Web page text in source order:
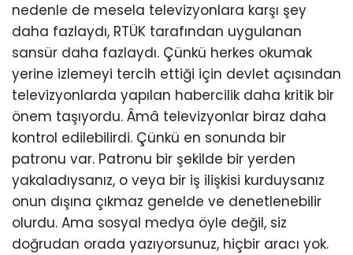
nedenle de mesela televizyonlara karşı şey
daha fazlaydı, RTÜK tarafından uygulanan
sansür daha fazlaydı. Çünkü herkes okumak
yerine izlemeyi tercih ettiği için devlet açısından
televizyonlarda yapılan habercilik daha kritik bir
önem taşıyordu. Âmâ televizyonlar biraz daha
kontrol edilebilirdi. Çünkü en sonunda bir
patronu var. Patronu bir şekilde bir yerden
yakaladıysanız, o veya bir iş ilişkisi kurduysanız
onun dışına çıkmaz genelde ve denetlenebilir
olurdu. Ama sosyal medya öyle değil, siz
doğrudan orada yazıyorsunuz, hiçbir aracı yok.